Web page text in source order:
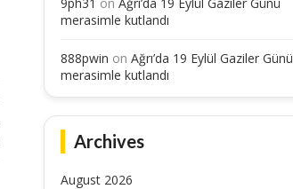
merasimle kutlandı
888pwin on Ağrı’da 19 Eylül Gaziler Günü
merasimle kutlandı
Archives
August 2026